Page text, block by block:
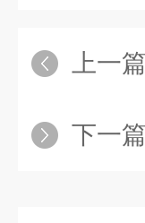
上一
下一篇